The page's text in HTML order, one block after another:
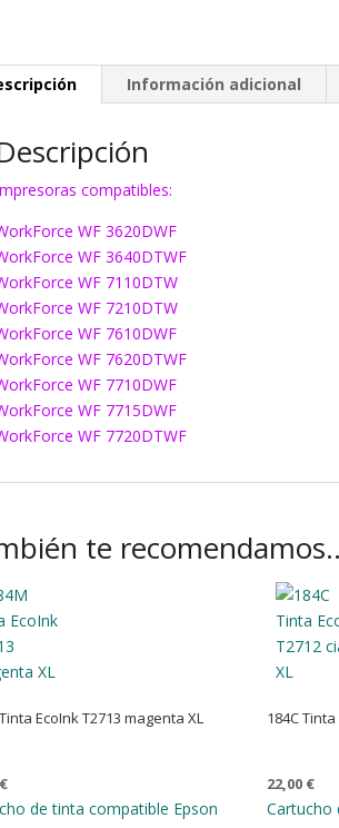
Información adicional
compatibles:
WF 3620DWF
WF 3640DTWF
WF 7110DTW
WF 7210DTW
WF 7610DWF
WF 7620DTWF
WF 7710DWF
WF 7715DWF
WF 7720DTWF
te
EcoInk T2713 magenta XL
€
de tinta compatible Epson
184C
22,00 €
Cartucho